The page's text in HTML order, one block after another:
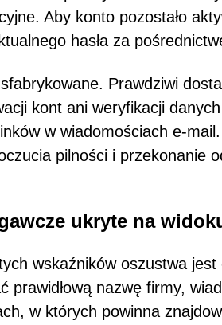
Aby konto pozostało
hasła za
Prawdziwi
kont ani weryfikacji
w wiadomościach e-
pilności i przekonanie
ukryte na
wskaźników oszustwa
prawidłową nazwę firmy,
w których powinna